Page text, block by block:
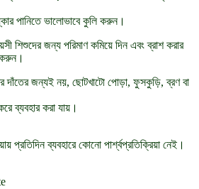
পানিতে ভালোভাবে কুলি করুন।
শিশুদের জন্য পরিমাণ কমিয়ে দিন এবং ব্রাশ করার
করুন।
দাঁতের জন্যই নয়, ছোটখাটো পোড়া, ফুসকুড়ি, ব্রণ বা
ব্যবহার করা যায়।
প্রতিদিন ব্যবহারে কোনো পার্শ্বপ্রতিক্রিয়া নেই।